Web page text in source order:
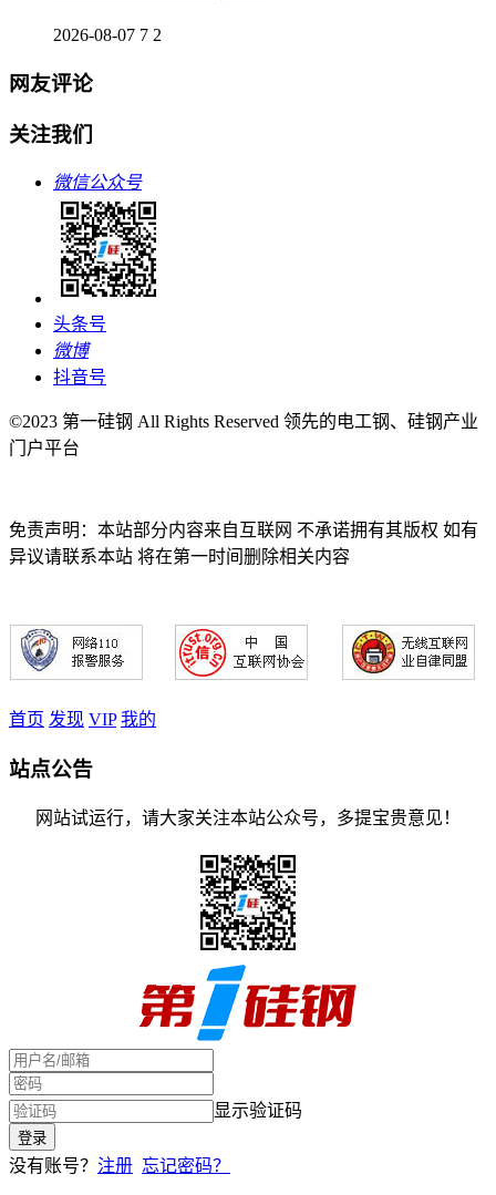
2026-08-07 7 2
网友评论
关注我们
微信公众号
头条号
微博
抖音号
©2023 第一硅钢 All Rights Reserved 领先的电工钢、硅钢产业
门户平台
免责声明：本站部分内容来自互联网 不承诺拥有其版权 如有
异议请联系本站 将在第一时间删除相关内容
首页 发现 VIP 我的
站点公告
网站试运行，请大家关注本站公众号，多提宝贵意见！
显示验证码
没有账号？ 注册 忘记密码？